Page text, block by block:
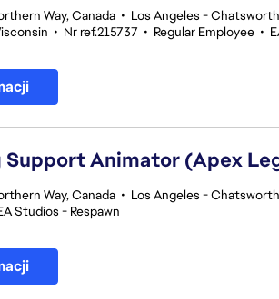
Way, Canada • Los Angeles -
• Nr ref.215737 • Regular Employee •
Animator (Apex
Way, Canada • Los Angeles -
Studios - Respawn